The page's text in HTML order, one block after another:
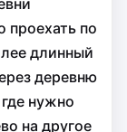
по
длинный
деревню
нужно
на другое